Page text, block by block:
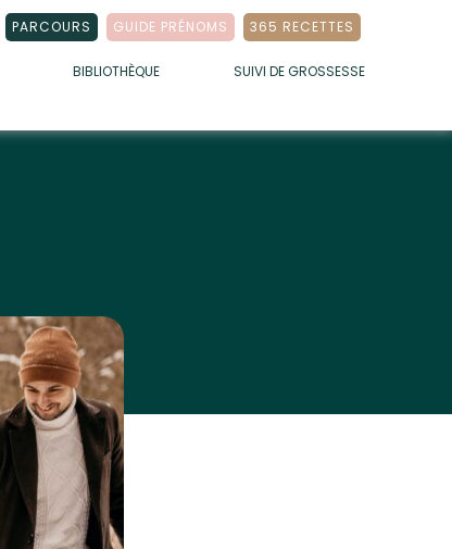
PARCOURS GUIDE PRÉNOMS 365 RECETTES
BIBLIOTHÈQUE SUIVI DE GROSSESSE